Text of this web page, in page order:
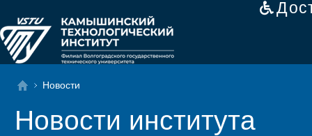
Новости
Новости института